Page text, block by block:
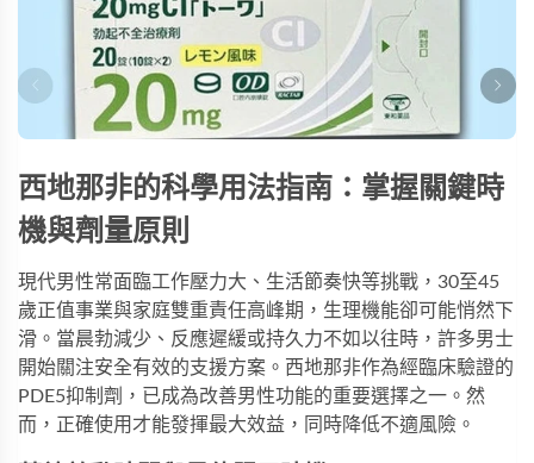
西地那非的科學用法指南：掌握關鍵時
機與劑量原則
現代男性常面臨工作壓力大、生活節奏快等挑戰，30至45
歲正值事業與家庭雙重責任高峰期，生理機能卻可能悄然下
滑。當晨勃減少、反應遲緩或持久力不如以往時，許多男士
開始關注安全有效的支援方案。西地那非作為經臨床驗證的
PDE5抑制劑，已成為改善男性功能的重要選擇之一。然
而，正確使用才能發揮最大效益，同時降低不適風險。